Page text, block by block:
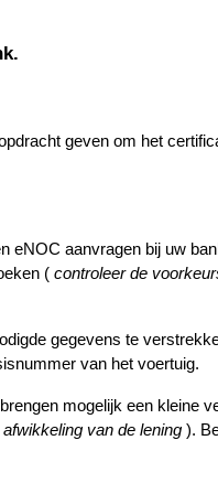
geven om het
eNOC aanvragen bij uw
( controleer de
gegevens te
van het voertuig.
mogelijk een kleine
van de lening ).